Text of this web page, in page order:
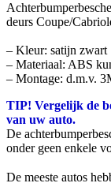
deurs Coupe/
– Kleur: satijn zwart
– Materiaal: ABS
– Montage: d.m.v.
TIP! Vergelijk de
van uw auto.
De
onder geen enkele
De meeste autos